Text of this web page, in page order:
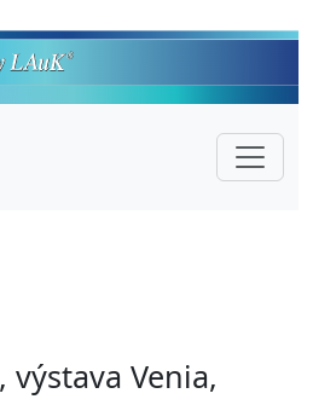
výstava Venia,